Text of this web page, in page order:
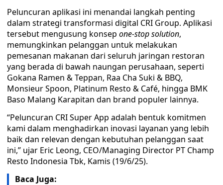
Peluncuran aplikasi ini menandai langkah penting
dalam strategi transformasi digital CRI Group. Aplikasi
tersebut mengusung konsep one-stop solution,
memungkinkan pelanggan untuk melakukan
pemesanan makanan dari seluruh jaringan restoran
yang berada di bawah naungan perusahaan, seperti
Gokana Ramen & Teppan, Raa Cha Suki & BBQ,
Monsieur Spoon, Platinum Resto & Café, hingga BMK
Baso Malang Karapitan dan brand populer lainnya.
“Peluncuran CRI Super App adalah bentuk komitmen
kami dalam menghadirkan inovasi layanan yang lebih
baik dan relevan dengan kebutuhan pelanggan saat
ini,” ujar Eric Leong, CEO/Managing Director PT Champ
Resto Indonesia Tbk, Kamis (19/6/25).
Baca Juga: